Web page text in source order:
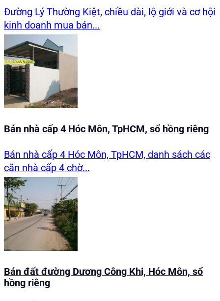
Đường Lý Thường Kiệt, chiều dài, lộ giới và cơ hội
kinh doanh mua bán...
Bán nhà cấp 4 Hóc Môn, TpHCM, sổ hồng riêng
Bán nhà cấp 4 Hóc Môn, TpHCM, danh sách các
căn nhà cấp 4 chờ...
Bán đất đường Dương Công Khi, Hóc Môn, sổ
hồng riêng